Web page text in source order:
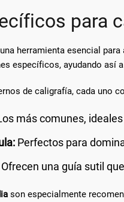
para
herramienta esencial
específicos, ayudando así
de caligrafía, cada uno
más comunes,
Perfectos para
Ofrecen una guía sutil
son especialmente